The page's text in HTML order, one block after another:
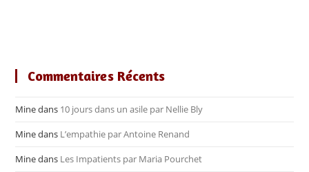
Commentaires Récents
Minedans 10 jours dans un asile par Nellie Bly
Minedans L’empathie par Antoine Renand
Minedans Les Impatients par Maria Pourchet